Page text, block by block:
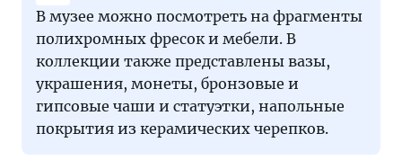
В музее можно посмотреть на фрагменты
полихромных фресок и мебели. В
коллекции также представлены вазы,
украшения, монеты, бронзовые и
гипсовые чаши и статуэтки, напольные
покрытия из керамических черепков.